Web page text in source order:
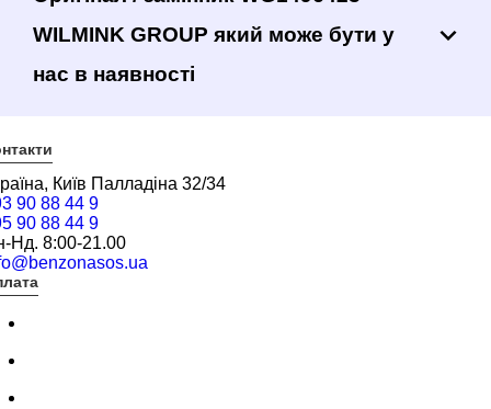
WILMINK GROUP який може бути у
нас в наявності
Київ Палладіна 32/34
90 88 44 9
90 88 44 9
Нд. 8:00-21.00